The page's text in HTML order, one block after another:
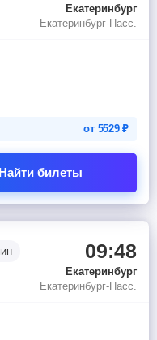
Екатеринбург
Екатеринбург-Пасс.
от 5529₽
Найти билеты
09:48
Екатеринбург
Екатеринбург-Пасс.